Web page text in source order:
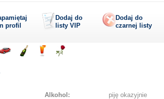
profil
Dodaj do
listy VIP
Dodaj do
czarnej listy
Alkohol:
piję okazyjnie